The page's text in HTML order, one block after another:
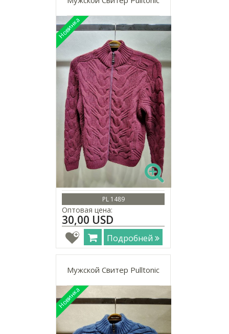
PL 1489
Оптовая цена:
30,00 USD
Подробней
Мужской Свитер Pulltonic